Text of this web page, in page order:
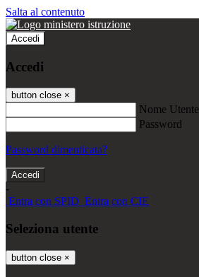
Salta al contenuto
Accedi
Accedi
button close ×
Nome Utente
Password
Password dimenticata?
-
Entra con SPID Entra con CIE
Seleziona utente
button close ×